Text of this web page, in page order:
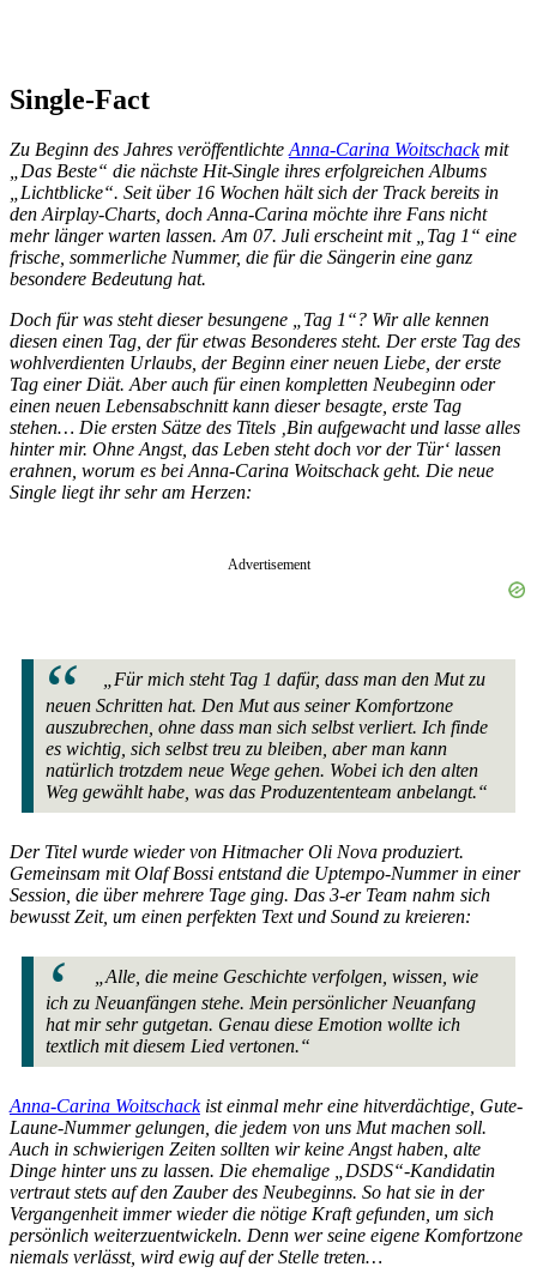
Single-Fact
Zu Beginn des Jahres veröffentlichteAnna-Carina Woitschackmit
„Das Beste“ die nächste Hit-Single ihres erfolgreichen Albums
„Lichtblicke“. Seit über 16 Wochen hält sich der Track bereits in
den Airplay-Charts, doch Anna-Carina möchte ihre Fans nicht
mehr länger warten lassen. Am 07. Juli erscheint mit „Tag 1“ eine
frische, sommerliche Nummer, die für die Sängerin eine ganz
besondere Bedeutung hat.
Doch für was steht dieser besungene „Tag 1“? Wir alle kennen
diesen einen Tag, der für etwas Besonderes steht. Der erste Tag des
wohlverdienten Urlaubs, der Beginn einer neuen Liebe, der erste
Tag einer Diät. Aber auch für einen kompletten Neubeginn oder
einen neuen Lebensabschnitt kann dieser besagte, erste Tag
stehen… Die ersten Sätze des Titels ‚Bin aufgewacht und lasse alles
hinter mir. Ohne Angst, das Leben steht doch vor der Tür‘ lassen
erahnen, worum es bei Anna-Carina Woitschack geht. Die neue
Single liegt ihr sehr am Herzen:
Advertisement
„Für mich steht Tag 1 dafür, dass man den Mut zu
neuen Schritten hat. Den Mut aus seiner Komfortzone
auszubrechen, ohne dass man sich selbst verliert. Ich finde
es wichtig, sich selbst treu zu bleiben, aber man kann
natürlich trotzdem neue Wege gehen. Wobei ich den alten
Weg gewählt habe, was das Produzententeam anbelangt.“
Der Titel wurde wieder von Hitmacher Oli Nova produziert.
Gemeinsam mit Olaf Bossi entstand die Uptempo-Nummer in einer
Session, die über mehrere Tage ging. Das 3-er Team nahm sich
bewusst Zeit, um einen perfekten Text und Sound zu kreieren:
„Alle, die meine Geschichte verfolgen, wissen, wie
ich zu Neuanfängen stehe. Mein persönlicher Neuanfang
hat mir sehr gutgetan. Genau diese Emotion wollte ich
textlich mit diesem Lied vertonen.“
Anna-Carina Woitschackist einmal mehr eine hitverdächtige, Gute-
Laune-Nummer gelungen, die jedem von uns Mut machen soll.
Auch in schwierigen Zeiten sollten wir keine Angst haben, alte
Dinge hinter uns zu lassen. Die ehemalige „DSDS“-Kandidatin
vertraut stets auf den Zauber des Neubeginns. So hat sie in der
Vergangenheit immer wieder die nötige Kraft gefunden, um sich
persönlich weiterzuentwickeln. Denn wer seine eigene Komfortzone
niemals verlässt, wird ewig auf der Stelle treten…